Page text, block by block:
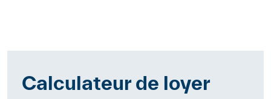
Calculateur de loyer